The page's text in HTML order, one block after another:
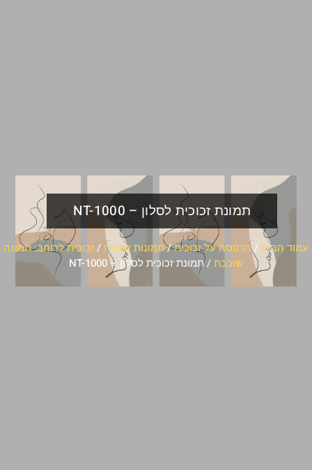
תמונת זכוכית לסלון – NT-1000
עמוד הבית /הדפסה על זכוכית/תמונות זכוכית/זכוכית לרוחב: תמונה
שוכבת/ תמונת זכוכית לסלון – NT-1000